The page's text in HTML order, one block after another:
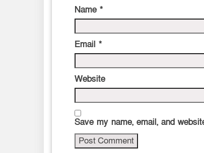
Name *
Email *
Website
Save my name, email, and